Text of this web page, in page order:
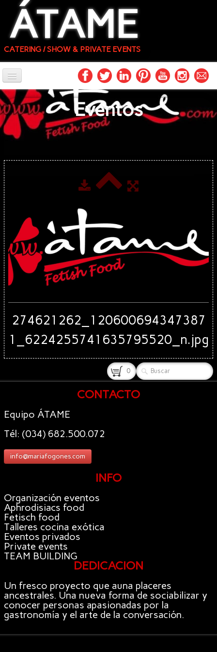
ÁTAME
CATERING / SHOW & PRIVATE EVENTS
INICIO
FOTOS
FÓRMULAS
Eventos
274621262_120600694347387
1_6224255741635795520_n.jpg
0
CONTACTO
Equipo ÁTAME
Tél: (034) 682.500.072
info@mariafogones.com
INFO
Organización eventos
Aphrodisiacs food
Fetisch food
Talleres cocina exótica
Eventos privados
Private events
TEAM BUILDING
DEDICACIÓN
Un fresco proyecto que auna placeres
ancestrales. Una nueva forma de sociabilizar y
conocer personas apasionadas por la
gastronomía y el arte de la conversación.